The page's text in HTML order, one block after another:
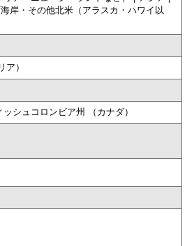
岸・その他北米（アラスカ・ハワイ以
）
シュコロンビア州 （カナダ）